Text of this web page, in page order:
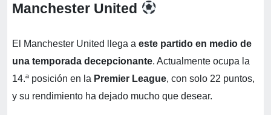
Manchester United
El Manchester United llega a este partido en medio de
una temporada decepcionante. Actualmente ocupa la
14.ª posición en la Premier League, con solo 22 puntos,
y su rendimiento ha dejado mucho que desear.